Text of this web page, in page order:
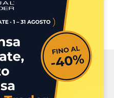
per noi
molto utili! »